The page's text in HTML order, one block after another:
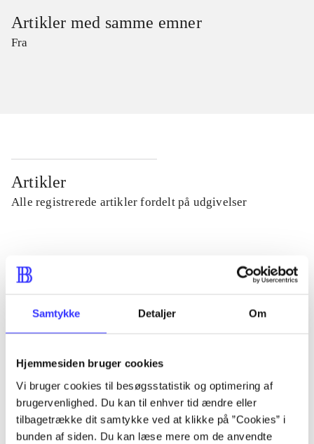
Samtykke Detaljer Om
Hjemmesiden bruger cookies
Vi bruger cookies til besøgsstatistik og optimering af
brugervenlighed. Du kan til enhver tid ændre eller
tilbagetrække dit samtykke ved at klikke på ”Cookies” i
bunden af siden. Du kan læse mere om de anvendte
Artikler med samme emner
Fra
Artikler
Alle registrerede artikler fordelt på udgivelser
...
...
...